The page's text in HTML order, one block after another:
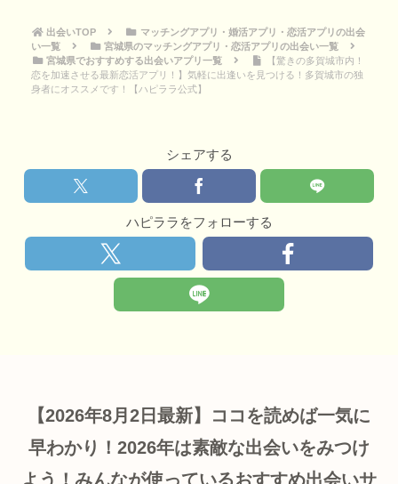
出会いTOP
マッチングアプリ・婚活アプリ・恋活アプリの出会
い一覧
宮城県のマッチングアプリ・恋活アプリの出会い一覧
宮城県でおすすめする出会いアプリ一覧
【驚きの多賀城市内！
恋を加速させる最新恋活アプリ！】気軽に出逢いを見つける！多賀城市の独
身者にオススメです！【ハピララ公式】
シェアする
ハピララをフォローする
【2026年8月2日最新】ココを読めば一気に
早わかり！2026年は素敵な出会いをみつけ
よう！みんなが使っているおすすめ出会いサ